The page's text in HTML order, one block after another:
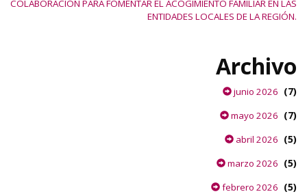
COLABORACIÓN PARA FOMENTAR EL ACOGIMIENTO FAMILIAR EN LAS
ENTIDADES LOCALES DE LA REGIÓN.
Archivo
junio 2026 (7)
mayo 2026 (7)
abril 2026 (5)
marzo 2026 (5)
febrero 2026 (5)